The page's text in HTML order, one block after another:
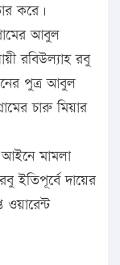
করে।
আবুল
রবিউল্যাহ রবু
পুত্র আবুল
চারু মিয়ার
আইনে মামলা
ইতিপূর্বে দায়ের
ওয়ারেন্ট